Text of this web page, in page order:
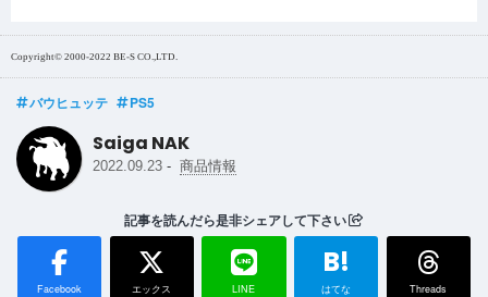
Copyright© 2000-2022 BE-S CO.,LTD.
バウヒュッテ PS5
Saiga NAK
2022.09.23 - 商品情報
記事を読んだら是非シェアして下さい
Facebook エックス LINE
B!
はてな Threads